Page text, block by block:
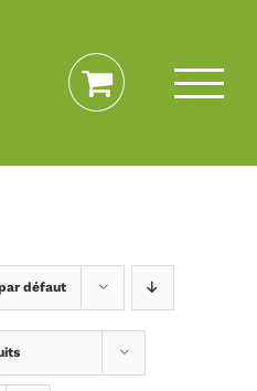
défaut